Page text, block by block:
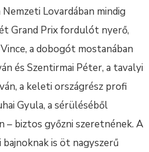
Nemzeti Lovardában mindig
Grand Prix fordulót nyerő,
a dobogót mostanában
és Szentirmai Péter, a tavalyi
a keleti országrész profi
Gyula, a sérüléséből
– biztos győzni szeretnének. A
is öt nagyszerű